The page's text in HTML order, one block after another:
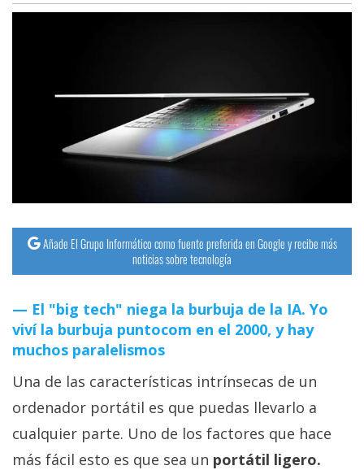
Añade El Grupo Informático como fuente preferida en Google y recibe más
noticias sobre tecnología
El "big tech" niega la burbuja de la IA. Yo
viví la burbuja puntocom en el 2000, y hay
muchos paralelismos
Una de las características intrínsecas de un
ordenador portátil es que puedas llevarlo a
cualquier parte. Uno de los factores que hace
más fácil esto es que sea un portátil ligero.